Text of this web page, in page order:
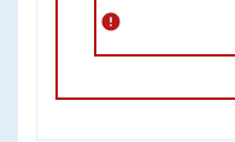
error